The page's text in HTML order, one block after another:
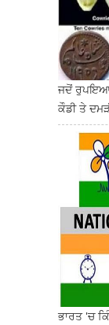
ਜਦੋਂ ਰੁਪਇਆ
ਕੌਡੀ ਤੇ
ਭਾਰਤ 'ਚ